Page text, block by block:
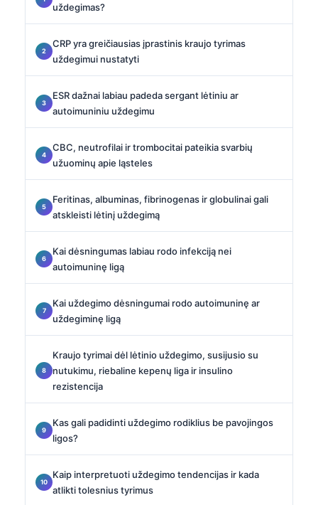
uždegimas?
CRP yra greičiausias įprastinis kraujo tyrimas
uždegimui nustatyti
ESR dažnai labiau padeda sergant lėtiniu ar
autoimuniniu uždegimu
CBC, neutrofilai ir trombocitai pateikia svarbių
užuominų apie ląsteles
Feritinas, albuminas, fibrinogenas ir globulinai gali
atskleisti lėtinį uždegimą
Kai dėsningumas labiau rodo infekciją nei
autoimuninę ligą
Kai uždegimo dėsningumai rodo autoimuninę ar
uždegiminę ligą
Kraujo tyrimai dėl lėtinio uždegimo, susijusio su
nutukimu, riebaline kepenų liga ir insulino
rezistencija
Kas gali padidinti uždegimo rodiklius be pavojingos
ligos?
Kaip interpretuoti uždegimo tendencijas ir kada
atlikti tolesnius tyrimus